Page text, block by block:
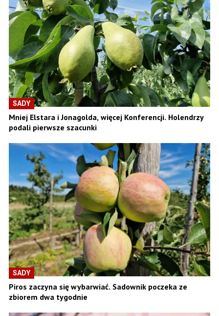
SADY
Mniej Elstara i Jonagolda, więcej Konferencji. Holendrzy
podali pierwsze szacunki
SADY
Piros zaczyna się wybarwiać. Sadownik poczeka ze
zbiorem dwa tygodnie